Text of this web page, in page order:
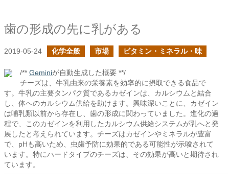
歯の形成の先に乳がある
2019-05-24 化学全般 市場 ビタミン・ミネラル・味
/** Geminiが自動生成した概要 **/
チーズは、牛乳由来の栄養素を効率的に摂取できる食品で
す。牛乳の主要タンパク質であるカゼインは、カルシウムと結合
し、体へのカルシウム供給を助けます。興味深いことに、カゼイン
は哺乳類以前から存在し、歯の形成に関わっていました。進化の過
程で、このカゼインを利用したカルシウム供給システムが乳へと発
展したと考えられています。チーズはカゼインやミネラルが豊富
で、pHも高いため、虫歯予防に効果的である可能性が示唆されて
います。特にハードタイプのチーズは、その効果が高いと期待され
ています。